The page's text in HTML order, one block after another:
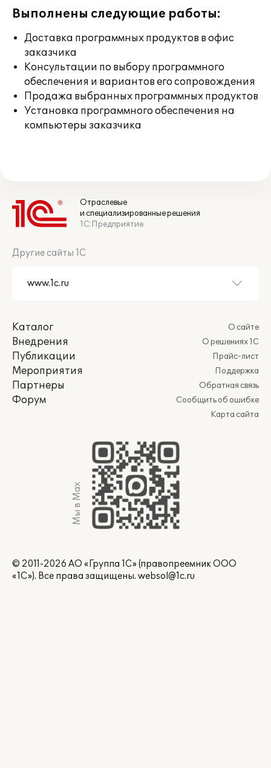
Выполнены следующие работы:
Доставка программных продуктов в офис
заказчика
Консультации по выбору программного
обеспечения и вариантов его сопровождения
Продажа выбранных программных продуктов
Установка программного обеспечения на
компьютеры заказчика
Отраслевые
и специализированные решения
1С:Предприятие
Другие сайты 1С
Каталог
Внедрения
Публикации
Мероприятия
Партнеры
Форум
О сайте
О решениях 1С
Прайс-лист
Поддержка
Обратная связь
Сообщить об ошибке
Карта сайта
Мы в Max
© 2011-2026 АО «Группа 1С» (правопреемник ООО
«1С»). Все права защищены. websol@1c.ru